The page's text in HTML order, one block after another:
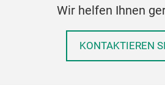
Wir helfen Ihnen
KONTAKTIEREN